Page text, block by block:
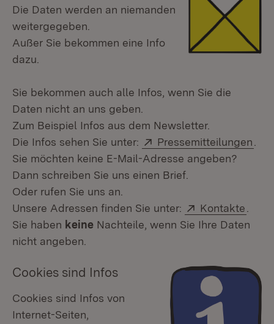
Die Daten werden an niemanden
weitergegeben.
Außer Sie bekommen eine Info
dazu.
Sie bekommen auch alle Infos, wenn Sie die
Daten nicht an uns geben.
Zum Beispiel Infos aus dem Newsletter.
Die Infos sehen Sie unter:
Extern:
Pressemitteilungen
Sie möchten keine E-Mail-Adresse angeben?
Dann schreiben Sie uns einen Brief.
Oder rufen Sie uns an.
Unsere Adressen finden Sie unter:
Extern:
Kontakte
Sie haben keine Nachteile, wenn Sie Ihre Daten
nicht angeben.
Cookies sind Infos
Cookies sind Infos von
Internet-Seiten,